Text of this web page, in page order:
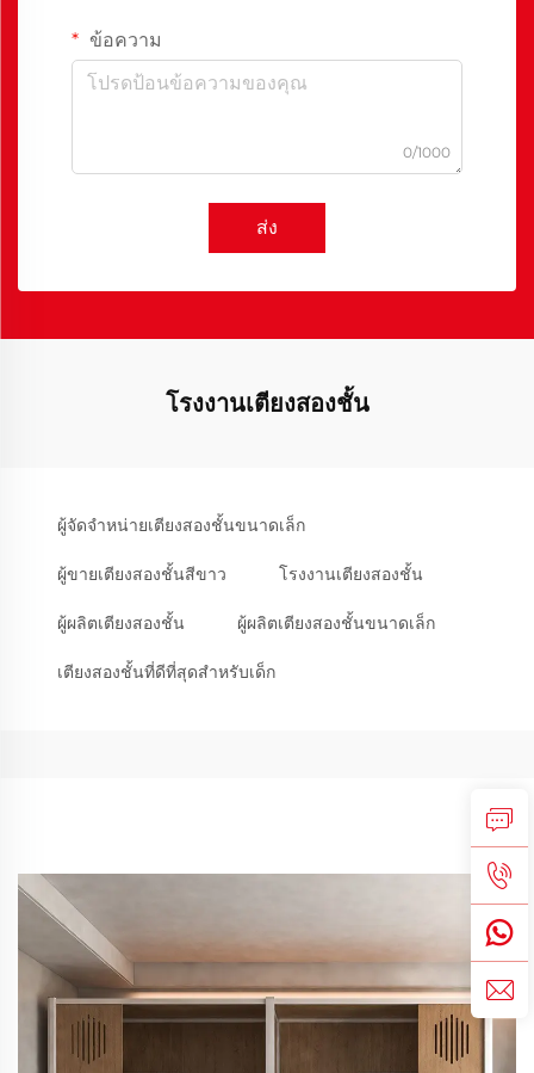
ข้อความ
0/1000
ส่ง
โรงงานเตียงสองชั้น
ผู้จัดจำหน่ายเตียงสองชั้นขนาดเล็ก
ผู้ขายเตียงสองชั้นสีขาว โรงงานเตียงสองชั้น
ผู้ผลิตเตียงสองชั้น ผู้ผลิตเตียงสองชั้นขนาดเล็ก
เตียงสองชั้นที่ดีที่สุดสำหรับเด็ก